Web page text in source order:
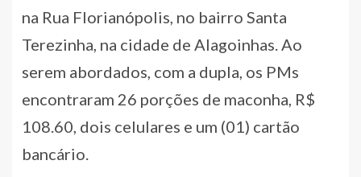
na Rua Florianópolis, no bairro Santa
Terezinha, na cidade de Alagoinhas. Ao
serem abordados, com a dupla, os PMs
encontraram 26 porções de maconha, R$
108.60, dois celulares e um (01) cartão
bancário.